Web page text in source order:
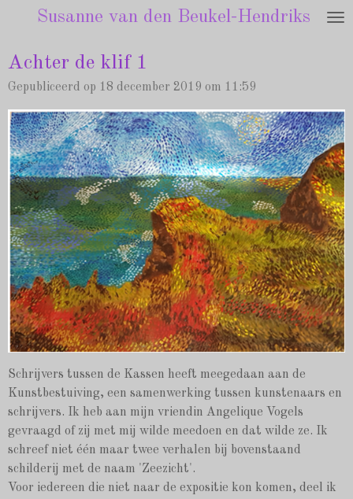
naar
de
hoofdinhoud
Susanne van den Beukel-Hendriks
Achter de klif 1
Gepubliceerd op 18 december 2019 om 11:59
Schrijvers tussen de Kassen heeft meegedaan aan de
Kunstbestuiving, een samenwerking tussen kunstenaars en
schrijvers. Ik heb aan mijn vriendin Angelique Vogels
gevraagd of zij met mij wilde meedoen en dat wilde ze. Ik
schreef niet één maar twee verhalen bij bovenstaand
schilderij met de naam 'Zeezicht'.
Voor iedereen die niet naar de expositie kon komen, deel ik